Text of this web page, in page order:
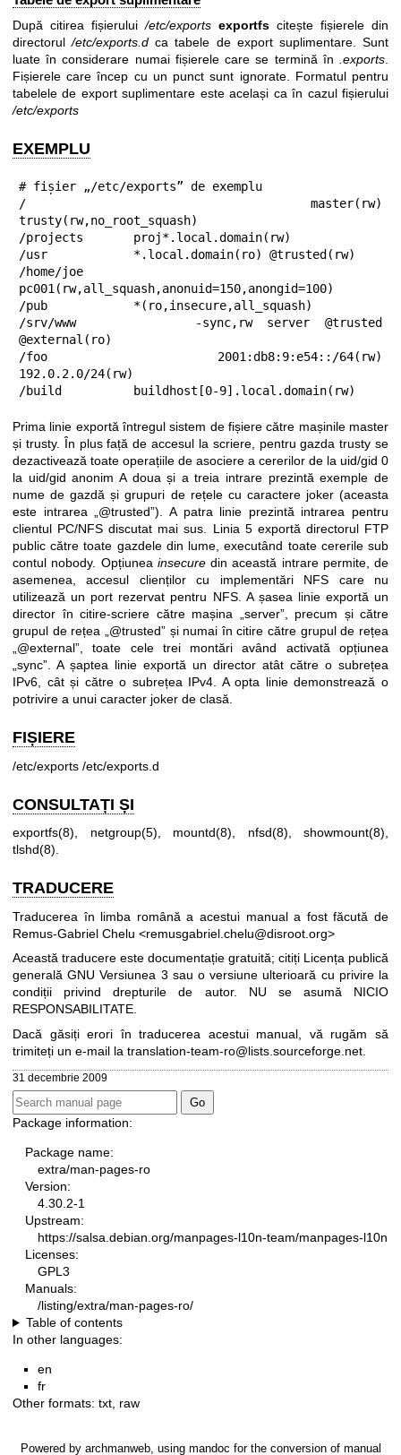
După citirea fișierului/etc/exports exportfs citește fișierele din
directorul/etc/exports.d ca tabele de export suplimentare. Sunt
luate în considerare numai fișierele care se termină în .exports.
Fișierele care încep cu un punct sunt ignorate. Formatul pentru
tabelele de export suplimentare este același ca în cazul fișierului
/etc/exports
EXEMPLU
# fișier „/etc/exports” de exemplu
/               master(rw)
trusty(rw,no_root_squash)
/projects       proj*.local.domain(rw)
/usr            *.local.domain(ro) @trusted(rw)
/home/joe
pc001(rw,all_squash,anonuid=150,anongid=100)
/pub            *(ro,insecure,all_squash)
/srv/www        -sync,rw server @trusted
@external(ro)
/foo            2001:db8:9:e54::/64(rw)
192.0.2.0/24(rw)
/build          buildhost[0-9].local.domain(rw)
Prima linie exportă întregul sistem de fișiere către mașinile master
și trusty. În plus față de accesul la scriere, pentru gazda trusty se
dezactivează toate operațiile de asociere a cererilor de la uid/gid 0
la uid/gid anonim A doua și a treia intrare prezintă exemple de
nume de gazdă și grupuri de rețele cu caractere joker (aceasta
este intrarea „@trusted”). A patra linie prezintă intrarea pentru
clientul PC/NFS discutat mai sus. Linia 5 exportă directorul FTP
public către toate gazdele din lume, executând toate cererile sub
contul nobody. Opțiunea insecuredin această intrare permite, de
asemenea, accesul clienților cu implementări NFS care nu
utilizează un port rezervat pentru NFS. A șasea linie exportă un
director în citire-scriere către mașina „server”, precum și către
grupul de rețea „@trusted” și numai în citire către grupul de rețea
„@external”, toate cele trei montări având activată opțiunea
„sync”. A șaptea linie exportă un director atât către o subrețea
IPv6, cât și către o subrețea IPv4. A opta linie demonstrează o
potrivire a unui caracter joker de clasă.
FIȘIERE
/etc/exports /etc/exports.d
CONSULTAȚI ȘI
exportfs(8), netgroup(5), mountd(8), nfsd(8), showmount(8),
tlshd(8).
TRADUCERE
Traducerea în limba română a acestui manual a fost făcută de
Remus-Gabriel Chelu <remusgabriel.chelu@disroot.org>
Această traducere este documentație gratuită; citiți Licența publică
generală GNU Versiunea 3 sau o versiune ulterioară cu privire la
condiții privind drepturile de autor. NU se asumă NICIO
RESPONSABILITATE.
Dacă găsiți erori în traducerea acestui manual, vă rugăm să
trimiteți un e-mail la translation-team-ro@lists.sourceforge.net
31 decembrie 2009
Package information:
Package name:
extra/man-pages-ro
Version:
4.30.2-1
Upstream:
https://salsa.debian.org/manpages-l10n-team/manpages-l10n
Licenses:
GPL3
Manuals:
/listing/extra/man-pages-ro/
Table of contents
In other languages:
en
fr
Other formats: txt raw
Powered by archmanweb, using mandoc for the conversion of manual